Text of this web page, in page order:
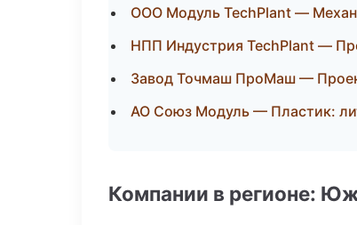
ООО Модуль TechPlant —
НПП Индустрия TechPlant —
Завод Точмаш ПроМаш —
АО Союз Модуль — Пластик:
Компании в регионе: